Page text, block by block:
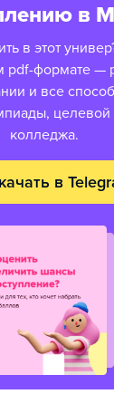
в
в этот
pdf-формате —
и все
целевой
колледжа.
в